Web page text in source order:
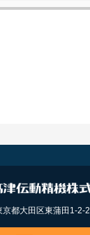
都大田区東蒲田1-2-2